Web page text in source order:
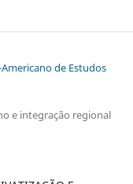
de Estudos
e integração regional